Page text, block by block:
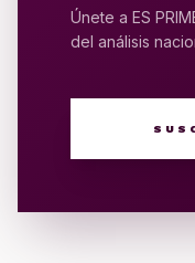
Únete a ES
del análisis